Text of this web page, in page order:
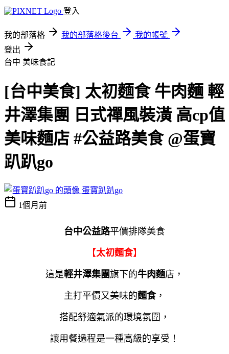
登入
我的部落格 我的部落格後台
我的帳號
登出
台中 美味食記
[台中美食] 太初麵食 牛肉麵 輕
井澤集團 日式禪風裝潢 高cp值
美味麵店 #公益路美食 @蛋寶
趴趴go
蛋寶趴趴go
1個月前
台中公益路平價排隊美食
【太初麵食】
這是輕井澤集團旗下的牛肉麵店，
主打平價又美味的麵食，
搭配舒適氣派的環境氛圍，
讓用餐過程是一種高級的享受！